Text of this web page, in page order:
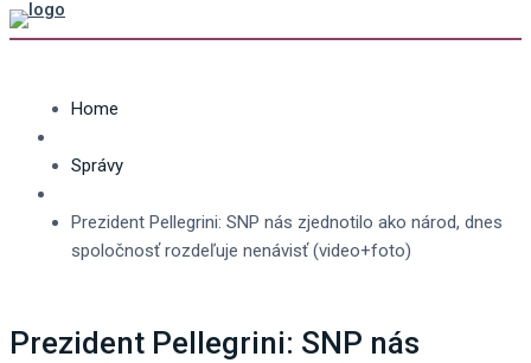
Home
Správy
Prezident Pellegrini: SNP nás zjednotilo ako národ, dnes
spoločnosť rozdeľuje nenávisť (video+foto)
Prezident Pellegrini: SNP nás